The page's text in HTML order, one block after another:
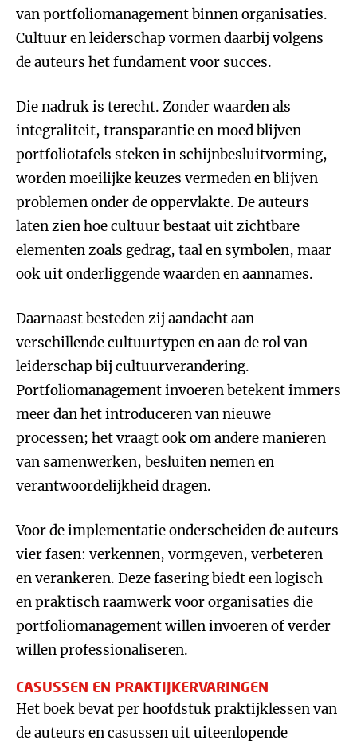
van portfoliomanagement binnen organisaties.
Cultuur en leiderschap vormen daarbij volgens
de auteurs het fundament voor succes.
Die nadruk is terecht. Zonder waarden als
integraliteit, transparantie en moed blijven
portfoliotafels steken in schijnbesluitvorming,
worden moeilijke keuzes vermeden en blijven
problemen onder de oppervlakte. De auteurs
laten zien hoe cultuur bestaat uit zichtbare
elementen zoals gedrag, taal en symbolen, maar
ook uit onderliggende waarden en aannames.
Daarnaast besteden zij aandacht aan
verschillende cultuurtypen en aan de rol van
leiderschap bij cultuurverandering.
Portfoliomanagement invoeren betekent immers
meer dan het introduceren van nieuwe
processen; het vraagt ook om andere manieren
van samenwerken, besluiten nemen en
verantwoordelijkheid dragen.
Voor de implementatie onderscheiden de auteurs
vier fasen: verkennen, vormgeven, verbeteren
en verankeren. Deze fasering biedt een logisch
en praktisch raamwerk voor organisaties die
portfoliomanagement willen invoeren of verder
willen professionaliseren.
CASUSSEN EN PRAKTIJKERVARINGEN
Het boek bevat per hoofdstuk praktijklessen van
de auteurs en casussen uit uiteenlopende